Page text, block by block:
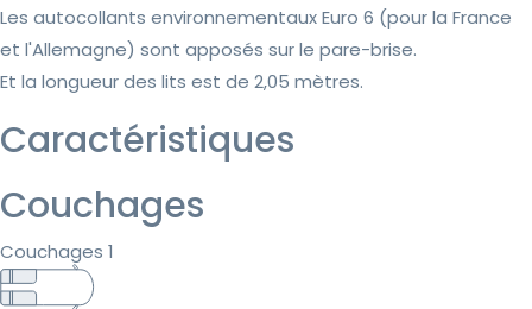
Les autocollants environnementaux Euro 6 (pour la France
et l'Allemagne) sont apposés sur le pare-brise.
Et la longueur des lits est de 2,05 mètres.
Caractéristiques
Couchages
Couchages 1